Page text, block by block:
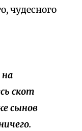
чудесного
на
скот
сынов